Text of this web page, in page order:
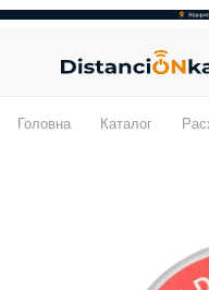
Головна Каталог